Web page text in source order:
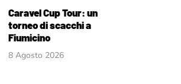
Caravel Cup Tour: un
torneo di scacchi a
Fiumicino
8 Agosto 2026